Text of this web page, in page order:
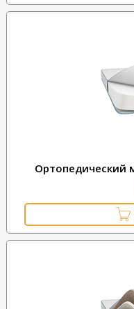
Ортопедический